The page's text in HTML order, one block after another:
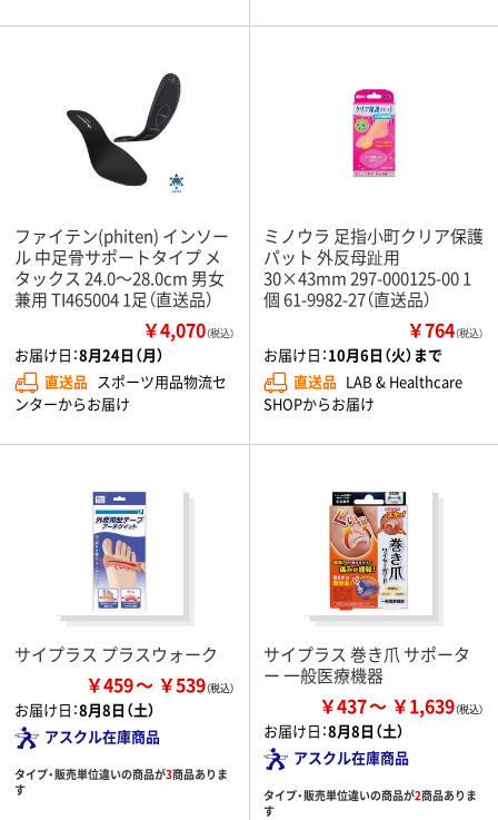
ファイテン(phiten) インソー
ル 中足骨サポートタイプ メ
タックス 24.0～28.0cm 男女
兼用 TI465004 1足（直送品）
￥4,070（税込）
お届け日：8月24日（月）
直送品 スポーツ用品物流セ
ンターからお届け
ミノウラ 足指小町クリア保護
パット 外反母趾用
30×43mm 297-000125-00 1
個 61-9982-27（直送品）
￥764（税込）
お届け日：10月6日（火）まで
直送品 LAB & Healthcare
SHOPからお届け
サイプラス プラスウォーク
￥459 ￥539
お届け日：8月8日（土）
アスクル在庫商品
タイプ・販売単位違いの商品が3商品ありま
す
サイプラス 巻き爪 サポータ
ー 一般医療機器
￥437 ￥1,639
お届け日：8月8日（土）
アスクル在庫商品
タイプ・販売単位違いの商品が2商品ありま
す